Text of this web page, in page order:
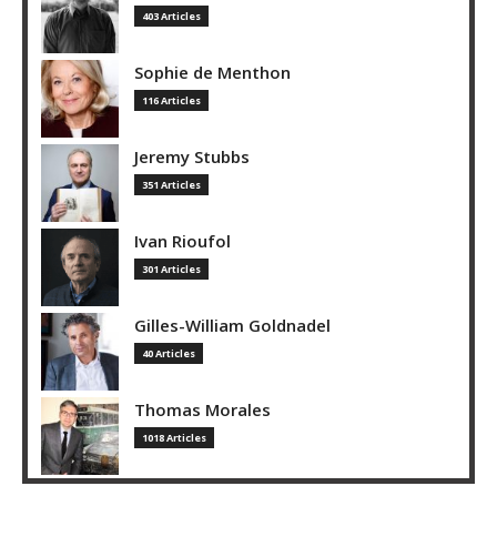
403 Articles
Sophie de Menthon
116 Articles
Jeremy Stubbs
351 Articles
Ivan Rioufol
301 Articles
Gilles-William Goldnadel
40 Articles
Thomas Morales
1018 Articles